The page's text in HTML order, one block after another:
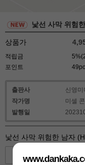
낯선 사막 위험
상품가
적립금
포인트
출판사
신영미
작가명
미셀
발행일
낯선 사막 위험한 남자
+1 -1